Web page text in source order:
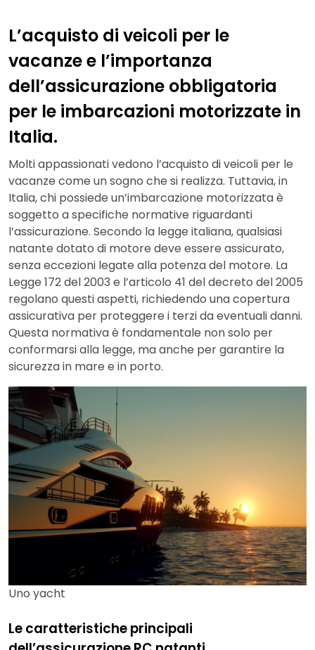
L’acquisto di veicoli per le
vacanze e l’importanza
dell’assicurazione obbligatoria
per le imbarcazioni motorizzate in
Italia.
Molti appassionati vedono l’acquisto di veicoli per le
vacanze come un sogno che si realizza. Tuttavia, in
Italia, chi possiede un’imbarcazione motorizzata è
soggetto a specifiche normative riguardanti
l’assicurazione. Secondo la legge italiana, qualsiasi
natante dotato di motore deve essere assicurato,
senza eccezioni legate alla potenza del motore. La
Legge 172 del 2003 e l’articolo 41 del decreto del 2005
regolano questi aspetti, richiedendo una copertura
assicurativa per proteggere i terzi da eventuali danni.
Questa normativa è fondamentale non solo per
conformarsi alla legge, ma anche per garantire la
sicurezza in mare e in porto.
Uno yacht
Le caratteristiche principali